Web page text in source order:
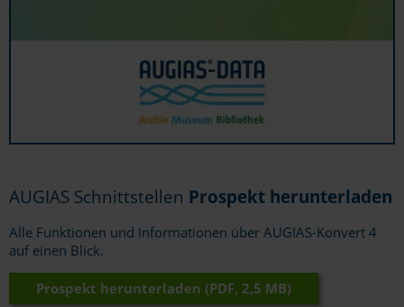
AUGIAS Schnittstellen Prospekt herunterladen
Alle Funktionen und Informationen über AUGIAS-Konvert 4
auf einen Blick.
Prospekt herunterladen (PDF, 2,5 MB)